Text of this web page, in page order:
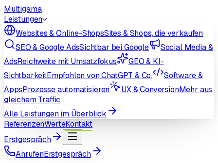
Multigama
Leistungen
Websites & Online-ShopsSites & Shops, die verkaufen
SEO & Google AdsSichtbar bei Google
Social Media &
AdsReichweite mit Umsatzfokus
GEO & KI-
SichtbarkeitEmpfohlen von ChatGPT & Co.
Software &
AppsProzesse automatisieren UX & ConversionMehr aus
gleichem Traffic
Alle Leistungen im Überblick
ReferenzenWerteKontakt
Erstgespräch
AnrufenErstgespräch